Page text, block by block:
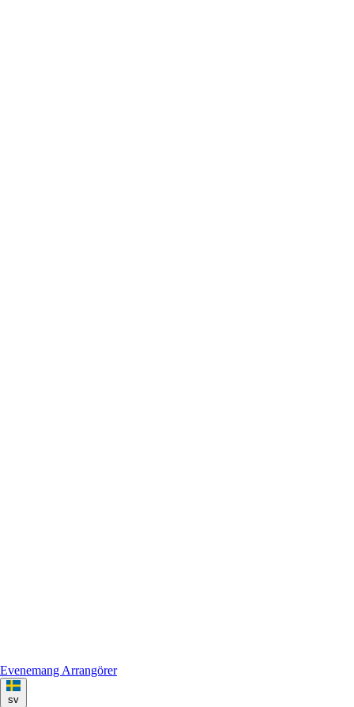
Evenemang Arrangörer
sv